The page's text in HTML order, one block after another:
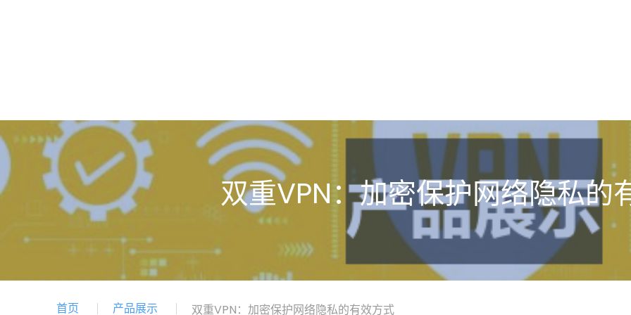
双重VPN：加密保护网络隐私的
首页 产品展示 双重VPN：加密保护网络隐私的有效方式